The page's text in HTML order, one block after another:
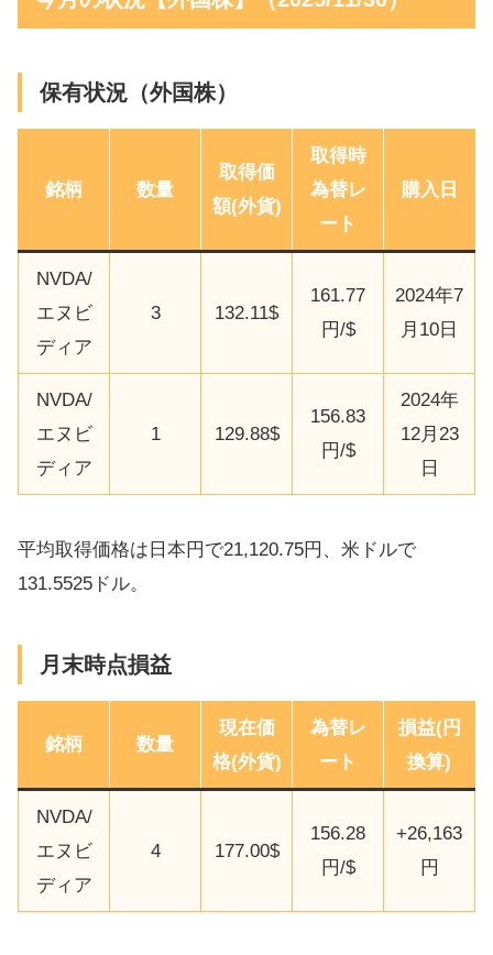
保有状況（外国株）
銘柄 数量
取得価
額(外貨)
取得時
為替レ
ート
購入日
NVDA/
エヌビ
ディア
3 132.11$
161.77
円/$
2024年7
月10日
NVDA/
エヌビ
ディア
1 129.88$
156.83
円/$
2024年
12月23
日
平均取得価格は日本円で21,120.75円、米ドルで
131.5525ドル。
月末時点損益
銘柄 数量
現在価
格(外貨)
為替レ
ート
損益(円
換算)
NVDA/
エヌビ
ディア
4 177.00$
156.28
円/$
+26,163
円